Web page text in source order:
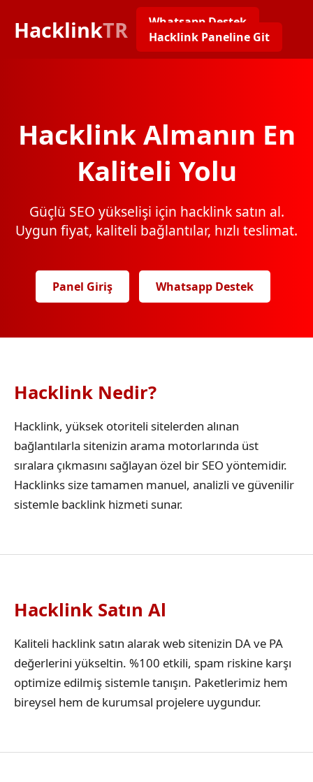
HacklinkTR
Whatsapp Destek
Hacklink Paneline Git
Hacklink Almanın En
Kaliteli Yolu
Güçlü SEO yükselişi için hacklink satın al.
Uygun fiyat, kaliteli bağlantılar, hızlı teslimat.
Panel Giriş Whatsapp Destek
Hacklink Nedir?
Hacklink, yüksek otoriteli sitelerden alınan
bağlantılarla sitenizin arama motorlarında üst
sıralara çıkmasını sağlayan özel bir SEO yöntemidir.
Hacklinks size tamamen manuel, analizli ve güvenilir
sistemle backlink hizmeti sunar.
Hacklink Satın Al
Kaliteli hacklink satın alarak web sitenizin DA ve PA
değerlerini yükseltin. %100 etkili, spam riskine karşı
optimize edilmiş sistemle tanışın. Paketlerimiz hem
bireysel hem de kurumsal projelere uygundur.